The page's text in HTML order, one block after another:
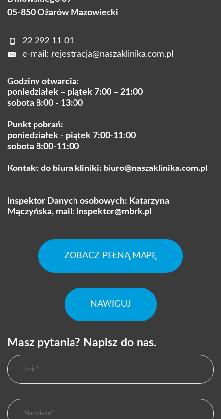
05-850 Ożarów Mazowiecki
22 292 11 01
e-mail: rejestracja@naszaklinika.com.pl
Godziny otwarcia:
poniedziałek – piątek 7:00 – 21:00
sobota 8:00 - 13:00
Punkt pobrań:
poniedziałek - piątek 7:00-11:00
sobota 8:00-11:00
Kontakt do biura kliniki: biuro@naszaklinika.com.pl
Inspektor Danych osobowych: Katarzyna
Mączyńska, mail: inspektor@mbrk.pl
ZOBACZ PEŁNĄ MAPĘ
NAWIGUJ
Masz pytania? Napisz do nas.